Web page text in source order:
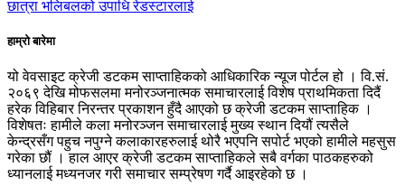
छात्रा भलिबलको उपाधि रेडस्टारलाई
हाम्रो बारेमा
यो वेवसाइट क्रेजी डटकम साप्ताहिकको आधिकारिक न्यूज पोर्टल हो । वि.सं.
२०६९ देखि मोफसलमा मनोरञ्जनात्मक समाचारलाई विशेष प्राथमिकता दिदैं
हरेक विहिबार निरन्तर प्रकाशन हुँदै आएको छ क्रेजी डटकम साप्ताहिक ।
विशेषतः हामीले कला मनोरञ्जन समाचारलाई मुख्य स्थान दियौं त्यसैले
केन्द्रसँग पहुच नपुग्ने कलाकारहरुलाई थोरै भएपनि सपोर्ट भएको हामीले महसुस
गरेका छौं । हाल आएर क्रेजी डटकम साप्ताहिकले सबै वर्गका पाठकहरुको
ध्यानलाई मध्यनजर गरी समाचार सम्प्रेषण गर्दै आइरहेको छ ।